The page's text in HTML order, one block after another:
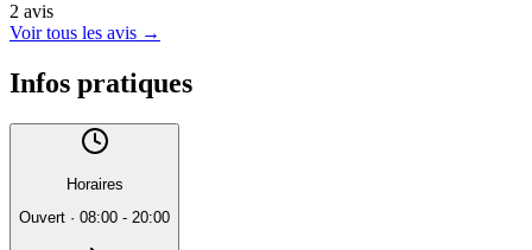
2 avis
Voir tous les avis →
Infos pratiques
Horaires
Ouvert · 08:00 - 20:00